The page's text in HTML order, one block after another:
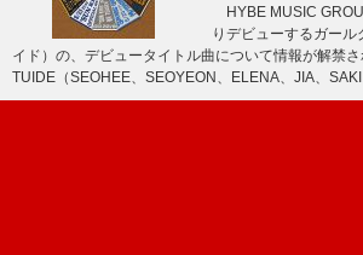
HYBE MUSIC
りデビューするガー
イド）の、デビュータイトル曲について情報が解禁
TUIDE（SEOHEE、SEOYEON、ELENA、JIA、